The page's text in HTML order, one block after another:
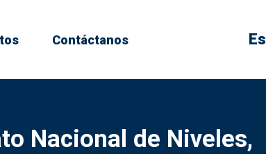
Contáctanos Es
Nacional de Niveles,